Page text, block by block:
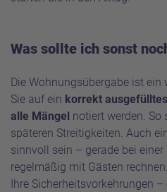
Was sollte ich sonst
Die Wohnungsübergabe ist
Sie auf ein korrekt
alle Mängel notiert werden. So
späteren Streitigkeiten. Auch
sinnvoll sein – gerade bei einer
regelmäßig mit Gästen
Ihre Sicherheitsvorkehrungen –